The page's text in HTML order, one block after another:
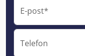
E-post*
Telefon